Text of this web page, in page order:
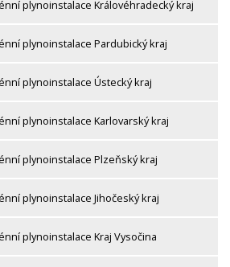
plynoinstalace Královéhradecký kraj
plynoinstalace Pardubický kraj
plynoinstalace Ústecký kraj
plynoinstalace Karlovarský kraj
plynoinstalace Plzeňský kraj
plynoinstalace Jihočeský kraj
plynoinstalace Kraj Vysočina